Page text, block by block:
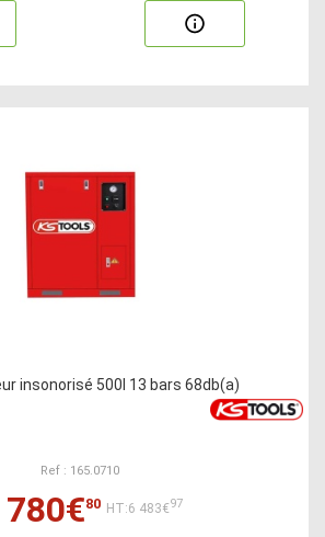
insonorisé 500l 13 bars 68db(a)
Ref : 165.0710
80 HT:6 483€97